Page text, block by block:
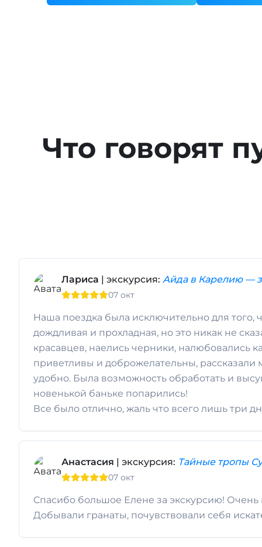
Что говорят
Лариса | экскурсия: Айда в Карелию —
07 окт
Наша поездка была исключительно для того,
дождливая и прохладная, но это никак не
красавцев, наелись черники,
приветливы и доброжелательны,
удобно. Была возможность обработать и
новенькой баньке попарились!
Все было отлично, жаль что всего лишь три
Анастасия | экскурсия: Тайные тропы
07 окт
Спасибо большое Елене за экскурсию!
Добывали гранаты, почувствовали себя